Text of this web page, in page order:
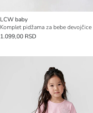
LCW baby
1.099,00 RSD